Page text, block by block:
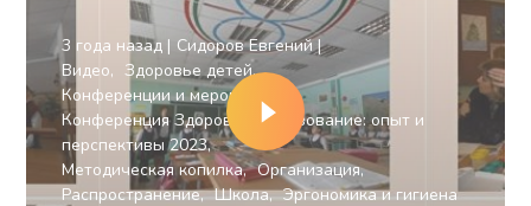
3 года назад
Сидоров Евгений
Видео
Здоровье детей
Конференции и мероприятия
Конференция Здоровое Образование: опыт и
перспективы 2023
Методическая копилка
Организация
Распространение
Школа Эргономика и гигиена